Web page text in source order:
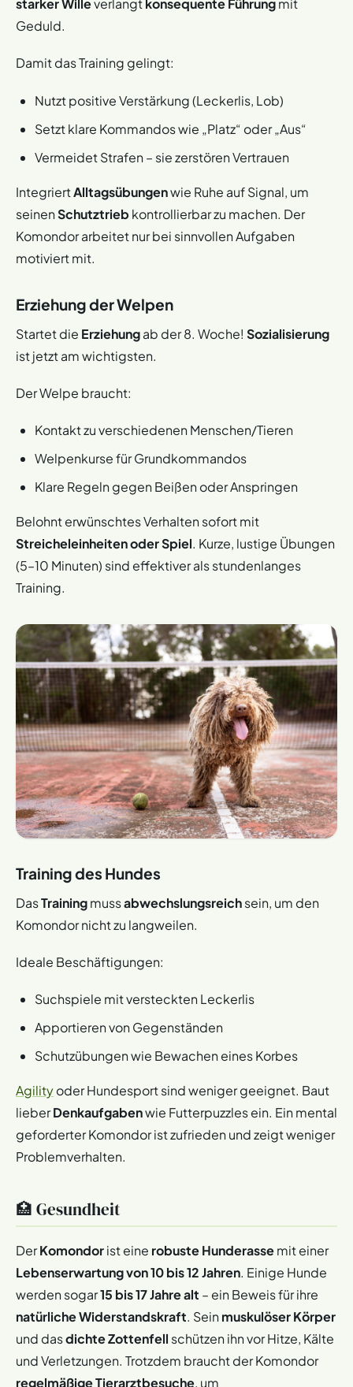
starker Willeverlangt konsequente Führungmit
Geduld.
Damit das Training gelingt:
Nutzt positive Verstärkung (Leckerlis, Lob)
Setzt klare Kommandos wie „Platz“ oder „Aus“
Vermeidet Strafen – sie zerstören Vertrauen
IntegriertAlltagsübungenwie Ruhe auf Signal, um
seinenSchutztrieb kontrollierbar zu machen. Der
Komondor arbeitet nur bei sinnvollen Aufgaben
motiviert mit.
Erziehung der Welpen
Startet die Erziehungab der 8. Woche! Sozialisierung
ist jetzt am wichtigsten.
Der Welpe braucht:
Kontakt zu verschiedenen Menschen/Tieren
Welpenkurse für Grundkommandos
Klare Regeln gegen Beißen oder Anspringen
Belohnt erwünschtes Verhalten sofort mit
Streicheleinheiten oder Spiel. Kurze, lustige Übungen
(5–10 Minuten) sind effektiver als stundenlanges
Training.
Training des Hundes
DasTrainingmussabwechslungsreichsein, um den
Komondor nicht zu langweilen.
Ideale Beschäftigungen:
Suchspiele mit versteckten Leckerlis
Apportieren von Gegenständen
Schutzübungen wie Bewachen eines Korbes
Agilityoder Hundesport sind weniger geeignet. Baut
lieberDenkaufgabenwie Futterpuzzles ein. Ein mental
geforderter Komondor ist zufrieden und zeigt weniger
Problemverhalten.
🏥 Gesundheit
DerKomondorist eine robuste Hunderassemit einer
Lebenserwartung von 10 bis 12 Jahren. Einige Hunde
werden sogar15 bis 17 Jahre alt – ein Beweis für ihre
natürliche Widerstandskraft. Seinmuskulöser Körper
und dasdichte Zottenfell schützen ihn vor Hitze, Kälte
und Verletzungen. Trotzdem braucht der Komondor
regelmäßige Tierarztbesuche, um